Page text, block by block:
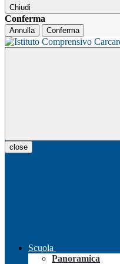
Chiudi
Conferma
Annulla Conferma
close
Scuola
Panoramica